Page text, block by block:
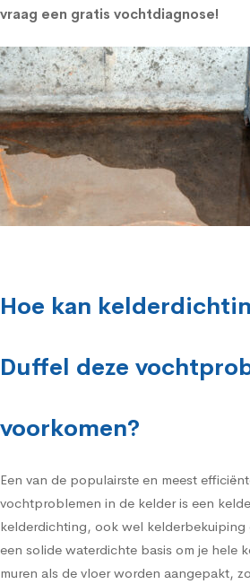
vraag een gratis vochtdiagnose!
Hoe kan
Duffel deze
voorkomen?
Een van de populairste en meest
vochtproblemen in de kelder is een
kelderdichting, ook wel kelderbekuiping
een solide waterdichte basis om je hele
muren als de vloer worden aangepakt,